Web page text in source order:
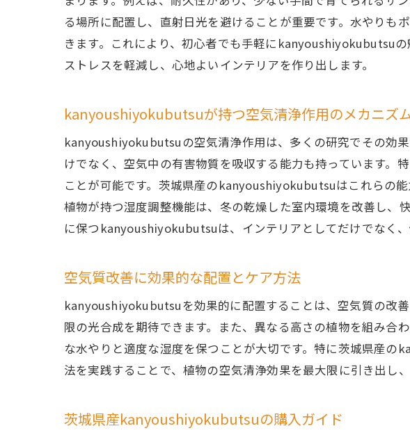
インテリアと
視覚と嗅覚で楽
茨城県の自然環
健康な住環境
茨城県産
地域密着型の
室内空間をより
日常生活に溶け
初心者でも安心！
る場所に配置し、直射日光を避けることが重要です。水やりも
きます。これにより、初心者でも手軽にkanyoushiyokubutsu
ストレスを軽減し、心地よいインテリアを作り出します。
kanyoushiyokubutsuが持つ空気清浄作用のメカニズ
kanyoushiyokubutsuの空気清浄作用は、多くの研究でその効
けでなく、空気中の有害物質を吸収する能力も持っています。
ことが可能です。茨城県産のkanyoushiyokubutsuはこれらの
植物が持つ湿度調整機能は、冬の乾燥した室内環境を改善し、
に保つkanyoushiyokubutsuは、インテリアとしてだけでなく
空気質改善に効果的な配置とケア方法
kanyoushiyokubutsuを効果的に配置することは、空気質の改
限の光合成を期待できます。また、異なる高さの植物を組み合
な水やりと適度な湿度を保つことが大切です。特に茨城県産
法を実践することで、植物の空気清浄効果を最大限に引き出し
茨城県産kanyoushiyokubutsuの購入ガイド